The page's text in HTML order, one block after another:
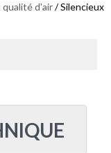
d'air/ Silencieux